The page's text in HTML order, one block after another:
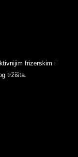
frizerskim i
tržišta.